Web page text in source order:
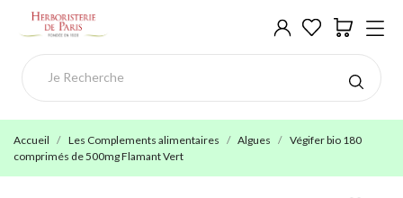
Accueil Les Complements alimentaires Algues
Végifer bio 180
comprimés de 500mg Flamant Vert